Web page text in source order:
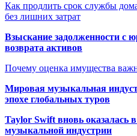
Как продлить срок службы
без лишних затрат
Взыскание задолженности с
возврата активов
Почему оценка имущества
Мировая музыкальная
эпохе глобальных туров
Taylor Swift вновь оказалась
музыкальной индустрии